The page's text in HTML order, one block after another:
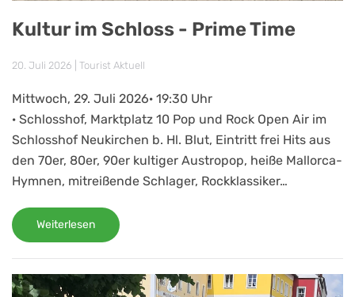
Kultur im Schloss - Prime Time
20. Juli 2026 Tourist Aktuell
Mittwoch, 29. Juli 2026· 19:30 Uhr
· Schlosshof, Marktplatz 10 Pop und Rock Open Air im
Schlosshof Neukirchen b. Hl. Blut, Eintritt frei Hits aus
den 70er, 80er, 90er kultiger Austropop, heiße Mallorca-
Hymnen, mitreißende Schlager, Rockklassiker…
Weiterlesen